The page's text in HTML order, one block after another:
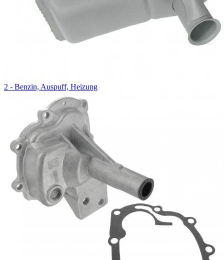
2 - Benzin, Auspuff, Heizung